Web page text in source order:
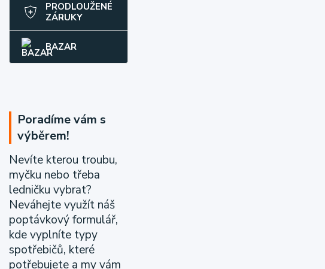
PRODLOUŽENÉ
ZÁRUKY
BAZAR
Poradíme vám s
výběrem!
Nevíte kterou troubu,
myčku nebo třeba
ledničku vybrat?
Neváhejte využít náš
poptávkový formulář,
kde vyplníte typy
spotřebičů, které
potřebujete a my vám